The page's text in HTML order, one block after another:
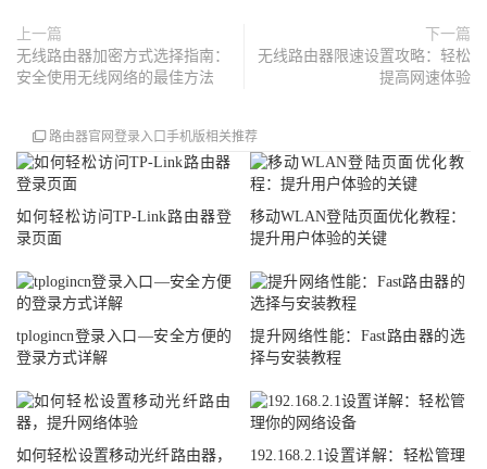
上一篇
无线路由器加密方式选择指南：
安全使用无线网络的最佳方法
下一篇
无线路由器限速设置攻略：轻松
提高网速体验
路由器官网登录入口手机版相关推荐
如何轻松访问TP-Link路由器登
录页面
移动WLAN登陆页面优化教程：
提升用户体验的关键
tplogincn登录入口—安全方便的
登录方式详解
提升网络性能：Fast路由器的选
择与安装教程
如何轻松设置移动光纤路由器， 192.168.2.1设置详解：轻松管理